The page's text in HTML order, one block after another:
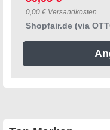
0,00 € Versandkosten
Shopfair.de (via